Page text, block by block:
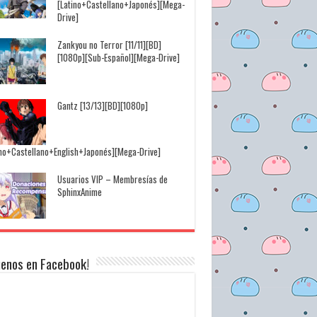
[Latino+Castellano+Japonés][Mega-
Drive]
Zankyou no Terror [11/11][BD]
[1080p][Sub-Español][Mega-Drive]
Gantz [13/13][BD][1080p]
Drive]
Usuarios VIP – Membresías de
SphinxAnime
en Facebook!